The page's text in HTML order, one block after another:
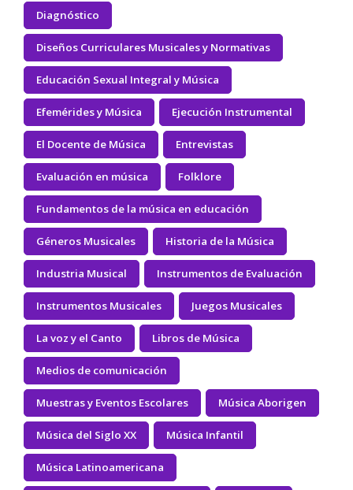
Diagnóstico
Diseños Curriculares Musicales y Normativas
Educación Sexual Integral y Música
Efemérides y Música Ejecución Instrumental
El Docente de Música Entrevistas
Evaluación en música Folklore
Fundamentos de la música en educación
Géneros Musicales Historia de la Música
Industria Musical Instrumentos de Evaluación
Instrumentos Musicales Juegos Musicales
La voz y el Canto Libros de Música
Medios de comunicación
Muestras y Eventos Escolares Música Aborigen
Música del Siglo XX Música Infantil
Música Latinoamericana